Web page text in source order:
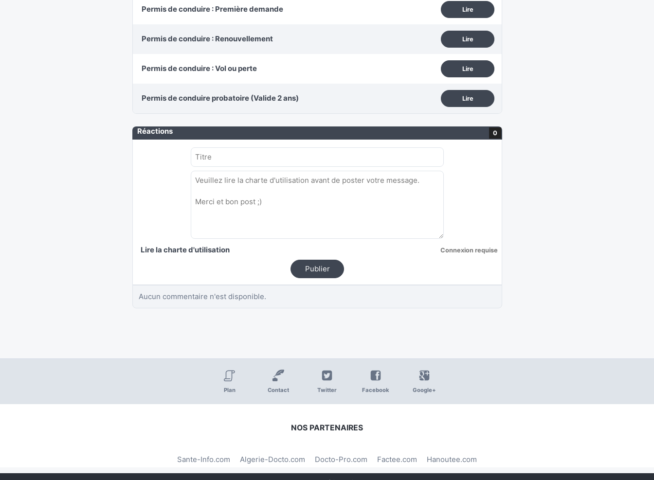
Permis de conduire : Première demande Lire
Permis de conduire : Renouvellement Lire
Permis de conduire : Vol ou perte Lire
Permis de conduire probatoire (Valide 2 ans) Lire
Réactions 0
Lire la charte d'utilisation Connexion requise
Publier
Aucun commentaire n'est disponible.
Plan Contact Twitter Facebook Google+
NOS PARTENAIRES
Sante-Info.com Algerie-Docto.com Docto-Pro.com Factee.com Hanoutee.com